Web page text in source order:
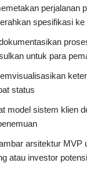
perjalanan
spesifikasi ke
untuk para
status
model sistem klien
arsitektur MVP
atau investor